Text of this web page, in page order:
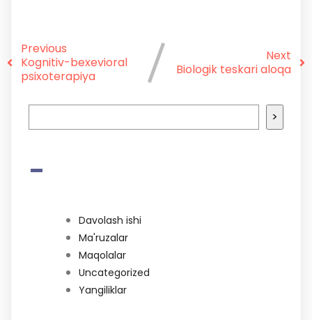
Previous
Kognitiv-bexevioral
psixoterapiya
Next
Biologik teskari aloqa
>
-
Davolash ishi
Ma'ruzalar
Maqolalar
Uncategorized
Yangiliklar